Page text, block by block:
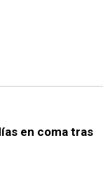
en coma tras